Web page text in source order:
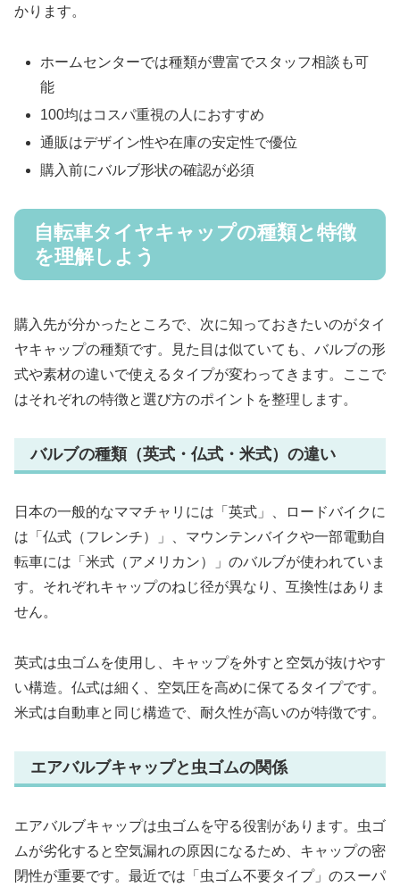
かります。
ホームセンターでは種類が豊富でスタッフ相談も可
能
100均はコスパ重視の人におすすめ
通販はデザイン性や在庫の安定性で優位
購入前にバルブ形状の確認が必須
自転車タイヤキャップの種類と特徴
を理解しよう
購入先が分かったところで、次に知っておきたいのがタイ
ヤキャップの種類です。見た目は似ていても、バルブの形
式や素材の違いで使えるタイプが変わってきます。ここで
はそれぞれの特徴と選び方のポイントを整理します。
バルブの種類（英式・仏式・米式）の違い
日本の一般的なママチャリには「英式」、ロードバイクに
は「仏式（フレンチ）」、マウンテンバイクや一部電動自
転車には「米式（アメリカン）」のバルブが使われていま
す。それぞれキャップのねじ径が異なり、互換性はありま
せん。
英式は虫ゴムを使用し、キャップを外すと空気が抜けやす
い構造。仏式は細く、空気圧を高めに保てるタイプです。
米式は自動車と同じ構造で、耐久性が高いのが特徴です。
エアバルブキャップと虫ゴムの関係
エアバルブキャップは虫ゴムを守る役割があります。虫ゴ
ムが劣化すると空気漏れの原因になるため、キャップの密
閉性が重要です。最近では「虫ゴム不要タイプ」のスーパ